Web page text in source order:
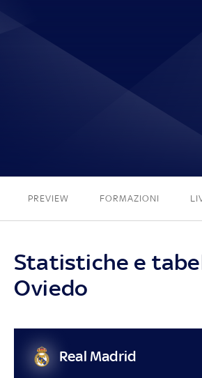
PREVIEW FORMAZIONI
Statistiche e
Oviedo
Real Madrid